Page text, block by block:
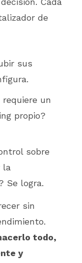
de
sus
requiere un
propio?
sobre
la
Se logra.
sin
todo,
y